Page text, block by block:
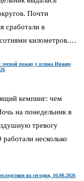
Почти
сработали в
километров.
лесной пожар у пляжа Инжир
кемпинг: чем
на понедельник в
тревогу
несколько
на сегодня, 10.08.2026